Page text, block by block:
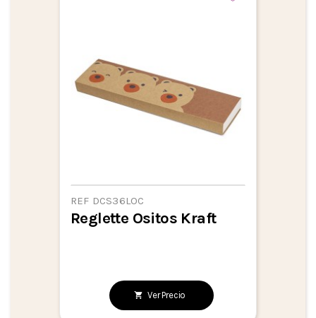
REF DCS36LOC
Reglette Ositos Kraft
Ver Precio